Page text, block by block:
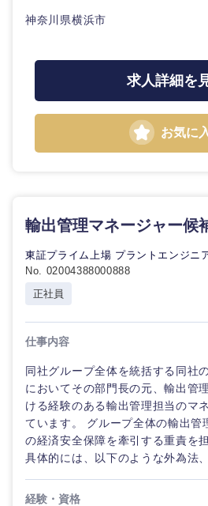
神奈川県横浜市
求人詳細を
お気に
輸出管理マネージャー候
東証プライム上場 プラントエンジニ
No. 02004388000888
正社員
仕事内容
同社グループ全体を統括する同社
においてその部門長の元、輸出管
ける経験のある輸出管理担当のマ
ています。 グループ全体の輸出管
の経済安全保障を牽引する重責を
具体的には、以下のような外為法
経験・資格